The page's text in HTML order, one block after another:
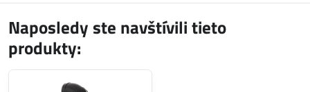
Naposledy ste navštívili tieto
produkty: